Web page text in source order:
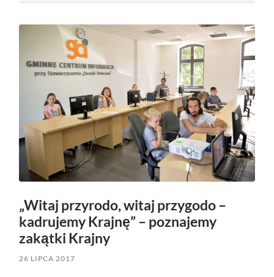
„Witaj przyrodo, witaj przygodo –
kadrujemy Krajnę” – poznajemy
zakątki Krajny
26 LIPCA 2017